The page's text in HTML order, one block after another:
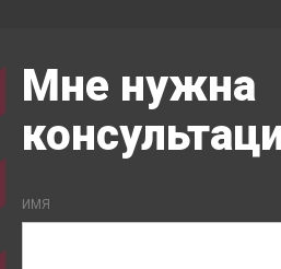
Мне нужна
ИМЯ